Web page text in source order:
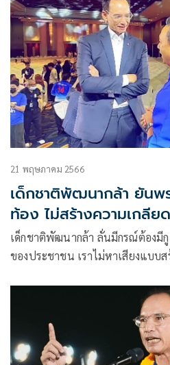
21 พฤษภาคม 2566
เด็กชาติพัฒนากล้า ยันพ
ท้อง ไม่สร้างความเกลีย
เด็กชาติพัฒนากล้า ลั่นมีกรณ์ต้องมีกู
ของประชาชน เราไม่หาเสียงแบบส